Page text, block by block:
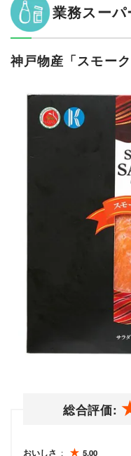
業務スーパ
神戸物産「スモー
総合評価:
おいしさ 5.00